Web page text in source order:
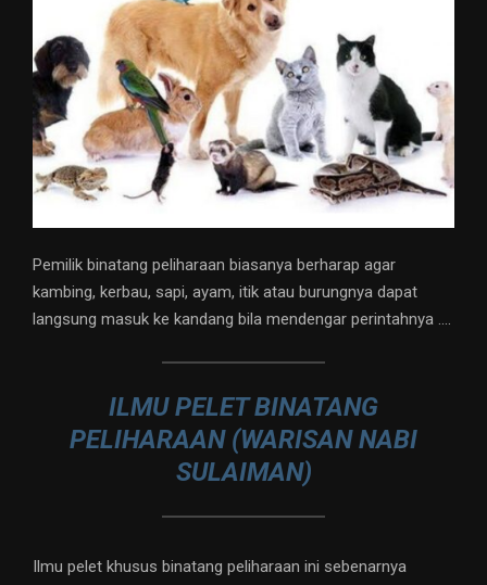
Pemilik binatang peliharaan biasanya berharap agar
kambing, kerbau, sapi, ayam, itik atau burungnya dapat
langsung masuk ke kandang bila mendengar perintahnya ….
ILMU PELET BINATANG
PELIHARAAN (WARISAN NABI
SULAIMAN)
Ilmu pelet khusus binatang peliharaan ini sebenarnya